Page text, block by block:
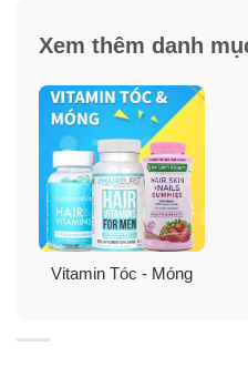
Xem thêm danh
Vitamin Tóc - Móng